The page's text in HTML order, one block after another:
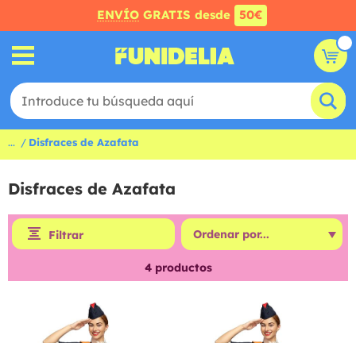
ENVÍO GRATIS desde 50€
... Disfraces de Azafata
Disfraces de Azafata
Filtrar
4productos